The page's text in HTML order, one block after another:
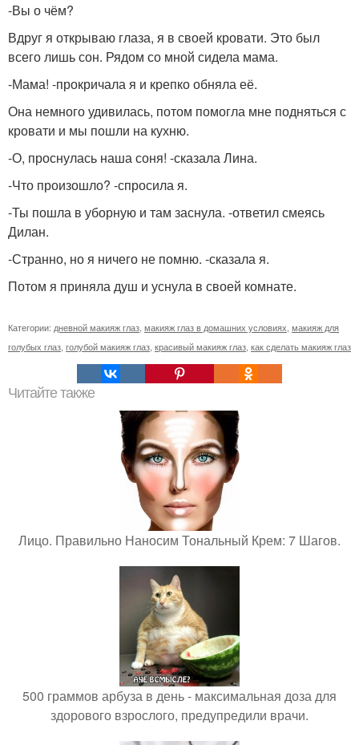
-Вы о чём?
Вдруг я открываю глаза, я в своей кровати. Это был
всего лишь сон. Рядом со мной сидела мама.
-Мама! -прокричала я и крепко обняла её.
Она немного удивилась, потом помогла мне подняться с
кровати и мы пошли на кухню.
-О, проснулась наша соня! -сказала Лина.
-Что произошло? -спросила я.
-Ты пошла в уборную и там заснула. -ответил смеясь
Дилан.
-Странно, но я ничего не помню. -сказала я.
Потом я приняла душ и уснула в своей комнате.
Категории: дневной макияж глаз макияж глаз в домашних условиях макияж для
голубых глаз голубой макияж глаз красивый макияж глаз как сделать макияж глаз
Читайте также
Лицо. Правильно Наносим Тональный Крем: 7 Шагов.
500 граммов арбуза в день - максимальная доза для
здорового взрослого, предупредили врачи.